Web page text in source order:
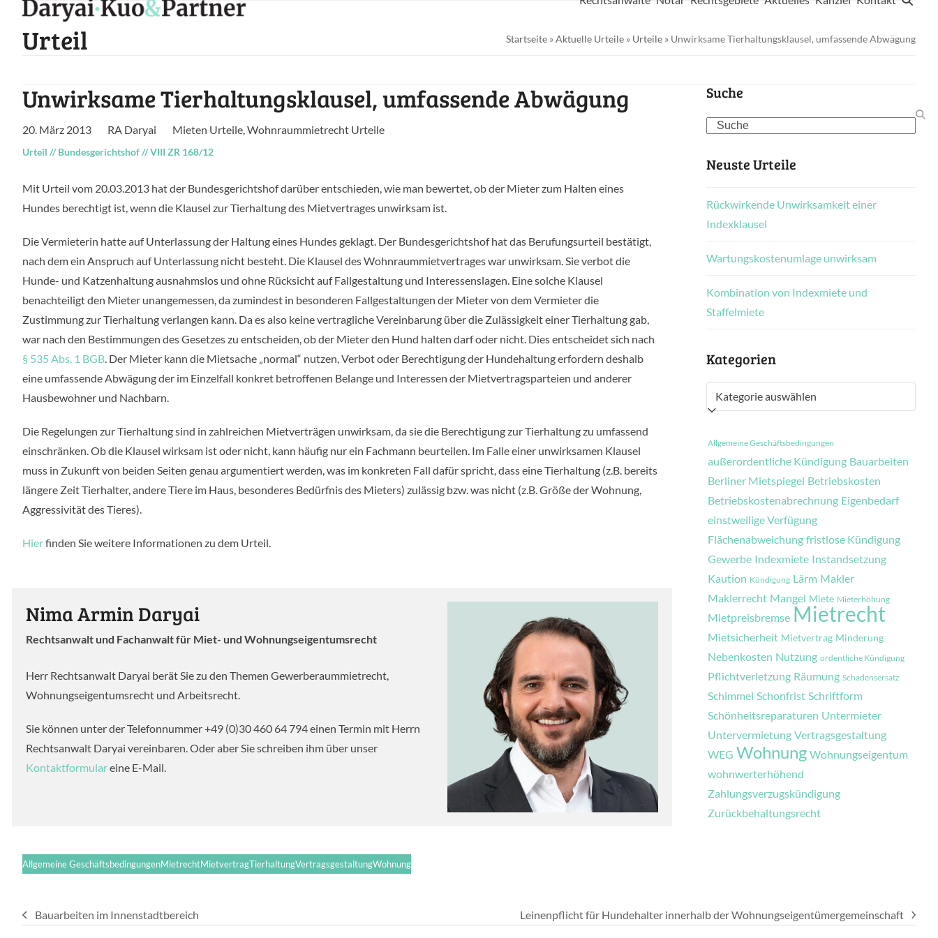
contentUrteil Startseite »Aktuelle Urteile » Urteile » Unwirksame Tierhaltungsklausel, umfassende Abwägung
Unwirksame Tierhaltungsklausel, umfassende Abwägung
20. März 2013 RA Daryai Mieten Urteile,Wohnraummietrecht Urteile
Urteil //Bundesgerichtshof//VIII ZR 168/12
Mit Urteil vom 20.03.2013 hat der Bundesgerichtshof darüber entschieden, wie man bewertet, ob der Mieter zum Halten eines
Hundes berechtigt ist, wenn die Klausel zur Tierhaltung des Mietvertrages unwirksam ist.
Die Vermieterin hatte auf Unterlassung der Haltung eines Hundes geklagt. Der Bundesgerichtshof hat das Berufungsurteil bestätigt,
nach dem ein Anspruch auf Unterlassung nicht besteht. Die Klausel des Wohnraummietvertrages war unwirksam. Sie verbot die
Hunde- und Katzenhaltung ausnahmslos und ohne Rücksicht auf Fallgestaltung und Interessenslagen. Eine solche Klausel
benachteiligt den Mieter unangemessen, da zumindest in besonderen Fallgestaltungen der Mieter von dem Vermieter die
Zustimmung zur Tierhaltung verlangen kann. Da es also keine vertragliche Vereinbarung über die Zulässigkeit einer Tierhaltung gab,
war nach den Bestimmungen des Gesetzes zu entscheiden, ob der Mieter den Hund halten darf oder nicht. Dies entscheidet sich nach
§ 535 Abs. 1 BGB. Der Mieter kann die Mietsache „normal“ nutzen, Verbot oder Berechtigung der Hundehaltung erfordern deshalb
eine umfassende Abwägung der im Einzelfall konkret betroffenen Belange und Interessen der Mietvertragsparteien und anderer
Hausbewohner und Nachbarn.
Die Regelungen zur Tierhaltung sind in zahlreichen Mietverträgen unwirksam, da sie die Berechtigung zur Tierhaltung zu umfassend
einschränken. Ob die Klausel wirksam ist oder nicht, kann häufig nur ein Fachmann beurteilen. Im Falle einer unwirksamen Klausel
muss in Zukunft von beiden Seiten genau argumentiert werden, was im konkreten Fall dafür spricht, dass eine Tierhaltung (z.B. bereits
längere Zeit Tierhalter, andere Tiere im Haus, besonderes Bedürfnis des Mieters) zulässig bzw. was nicht (z.B. Größe der Wohnung,
Aggressivität des Tieres).
Hierfinden Sie weitere Informationen zu dem Urteil.
Nima Armin Daryai
Rechtsanwalt und Fachanwalt für Miet- und Wohnungseigentumsrecht
Herr Rechtsanwalt Daryai berät Sie zu den Themen Gewerberaummietrecht,
Wohnungseigentumsrecht und Arbeitsrecht.
Sie können unter der Telefonnummer +49 (0)30 460 64 794 einen Termin mit Herrn
Rechtsanwalt Daryai vereinbaren. Oder aber Sie schreiben ihm über unser
Kontaktformulareine E-Mail.
Allgemeine GeschäftsbedingungenMietrechtMietvertragTierhaltungVertragsgestaltungWohnung
Suche
Search
Neuste Urteile
Rückwirkende Unwirksamkeit einer
Indexklausel
Wartungskostenumlage unwirksam
Kombination von Indexmiete und
Staffelmiete
Kategorien
Kategorien
Allgemeine Geschäftsbedingungen
außerordentliche Kündigung Bauarbeiten
Berliner Mietspiegel Betriebskosten
Betriebskostenabrechnung Eigenbedarf
einstweilige Verfügung
Flächenabweichung fristlose Kündigung
Gewerbe Indexmiete Instandsetzung
Kaution Kündigung Lärm Makler
Maklerrecht Mangel Miete Mieterhöhung
Mietpreisbremse Mietrecht
Mietsicherheit Mietvertrag Minderung
Nebenkosten Nutzung ordentliche Kündigung
Pflichtverletzung Räumung Schadensersatz
Schimmel Schonfrist Schriftform
Schönheitsreparaturen Untermieter
Untervermietung Vertragsgestaltung
WEG Wohnung Wohnungseigentum
wohnwerterhöhend
Zahlungsverzugskündigung
Zurückbehaltungsrecht
vorheriger
Bauarbeiten im Innenstadtbereich
Nächster
Leinenpflicht für Hundehalter innerhalb der Wohnungseigentümergemeinschaft